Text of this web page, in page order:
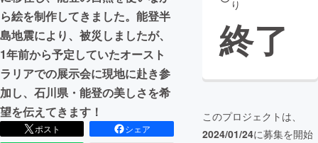
ら絵を制作してきました。能登半
島地震により、被災しましたが、
1年前から予定していたオースト
ラリアでの展示会に現地に赴き参
加し、石川県・能登の美しさを希
望を伝えてきます！
ポスト
シェア
り
終了
このプロジェクトは、
2024/01/24に募集を開始